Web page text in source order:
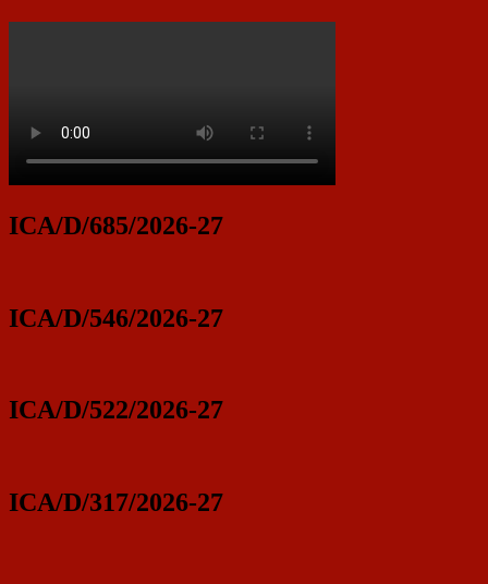
ICA/D/685/2026-27
ICA/D/546/2026-27
ICA/D/522/2026-27
ICA/D/317/2026-27